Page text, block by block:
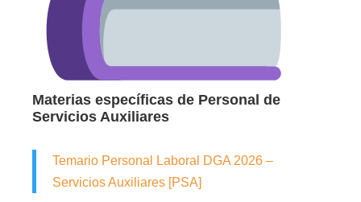
Materias específicas de Personal de
Servicios Auxiliares
Temario Personal Laboral DGA 2026 –
Servicios Auxiliares [PSA]